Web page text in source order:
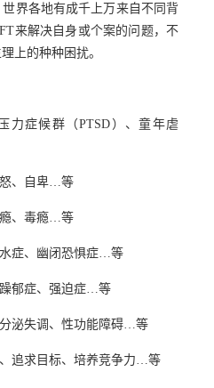
界各地有成千上万来自不同背
来解决自身或个案的问题，不
上的种种困扰。
力症候群（PTSD）、童年虐
、自卑…等
、毒瘾…等
症、幽闭恐惧症…等
郁症、强迫症…等
泌失调、性功能障碍…等
追求目标、培养竞争力…等